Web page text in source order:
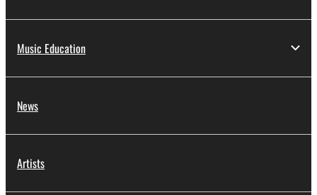
Music Education
News
Artists